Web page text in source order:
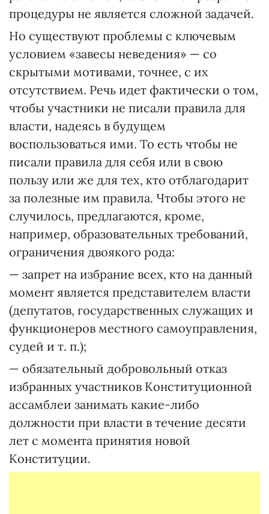
процедуры не является сложной задачей.
Но существуют проблемы с ключевым
условием «завесы неведения» — со
скрытыми мотивами, точнее, с их
отсутствием. Речь идет фактически о том,
чтобы участники не писали правила для
власти, надеясь в будущем
воспользоваться ими. То есть чтобы не
писали правила для себя или в свою
пользу или же для тех, кто отблагодарит
за полезные им правила. Чтобы этого не
случилось, предлагаются, кроме,
например, образовательных требований,
ограничения двоякого рода:
— запрет на избрание всех, кто на данный
момент является представителем власти
(депутатов, государственных служащих и
функционеров местного самоуправления,
судей и т. п.);
— обязательный добровольный отказ
избранных участников Конституционной
ассамблеи занимать какие-либо
должности при власти в течение десяти
лет с момента принятия новой
Конституции.